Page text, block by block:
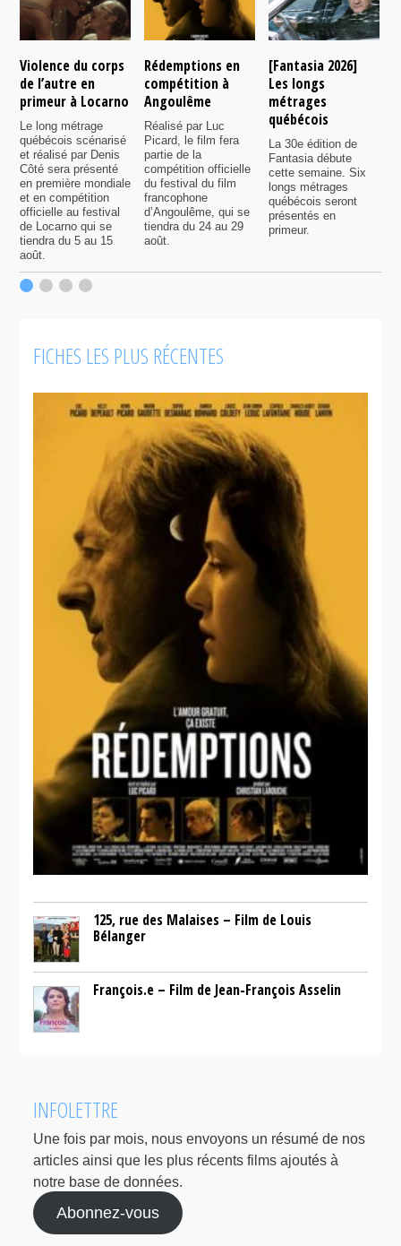
Violence du corps
de l’autre en
primeur à Locarno
Le long métrage
québécois scénarisé
et réalisé par Denis
Côté sera présenté
en première mondiale
et en compétition
officielle au festival
de Locarno qui se
tiendra du 5 au 15
août.
Rédemptions en
compétition à
Angoulême
Réalisé par Luc
Picard, le film fera
partie de la
compétition officielle
du festival du film
francophone
d’Angoulême, qui se
tiendra du 24 au 29
août.
[Fantasia 2026]
Les longs
métrages
québécois
La 30e édition de
Fantasia débute
cette semaine. Six
longs métrages
québécois seront
présentés en
primeur.
FICHES LES PLUS RÉCENTES
125, rue des Malaises – Film de Louis
Bélanger
François.e – Film de Jean-François Asselin
INFOLETTRE
Une fois par mois, nous envoyons un résumé de nos
articles ainsi que les plus récents films ajoutés à
notre base de données.
Abonnez-vous